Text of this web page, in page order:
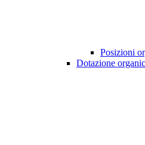
Posizioni
Dotazione